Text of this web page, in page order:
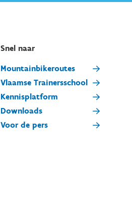
Snel naar
Mountainbikeroutes
Vlaamse Trainersschool
Kennisplatform
Downloads
Voor de pers